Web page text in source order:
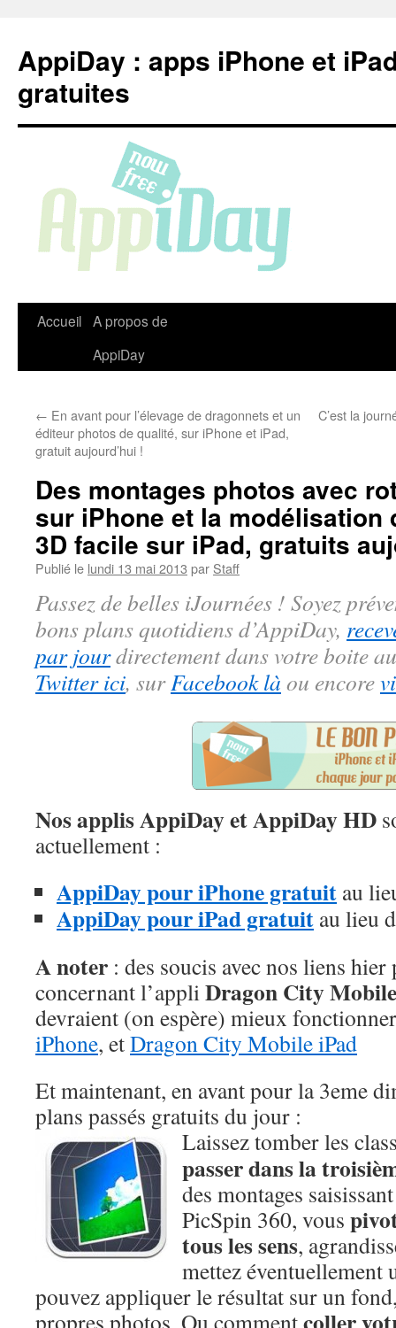
contenu
AppiDay : apps iPhone et
gratuites
Accueil A propos de
AppiDay
← En avant pour l’élevage de dragonnets et un
éditeur photos de qualité, sur iPhone et iPad,
gratuit aujourd’hui !
C’est la
Des montages photos avec
sur iPhone et la modélisation
3D facile sur iPad, gratuits
Publié le lundi 13 mai 2013 par Staff
Passez de belles iJournées ! Soyez
bons plans quotidiens d’AppiDay,
par jourdirectement dans votre boite
Twitter ici, surFacebook là ou encore
Nos applis AppiDay et AppiDay HD
actuellement :
AppiDay pour iPhone gratuit au
AppiDay pour iPad gratuit au lieu
A noter : des soucis avec nos liens
concernant l’appliDragon City Mobile
devraient (on espère) mieux
iPhone, etDragon City Mobile iPad
Et maintenant, en avant pour la 3eme
plans passés gratuits du jour :
Laissez tomber les
passer dans la
des montages
PicSpin 360, vous
tous les sens,
mettez éventuellement
pouvez appliquer le résultat sur un
propres photos. Ou comment